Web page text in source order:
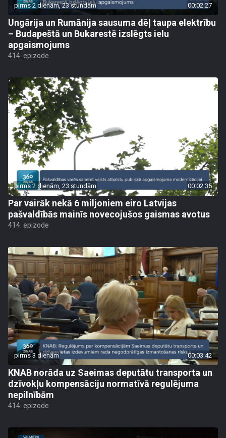
pirms 2 dienām, 23 stundām 00:02:27
Ungārija un Rumānija sausuma dēļ taupa elektrību
– Budapeštā un Bukarestē izslēgts ielu
apgaismojums
414. epizode
pirms 2 dienām, 23 stundām 00:02:35
Par vairāk nekā 6 miljoniem eiro Latvijas
pašvaldībās mainīs novecojušos gaismas avotus
414. epizode
pirms 3 dienām 00:03:42
KNAB norāda uz Saeimas deputātu transporta un
dzīvokļu kompensāciju normatīvā regulējuma
nepilnībām
414. epizode